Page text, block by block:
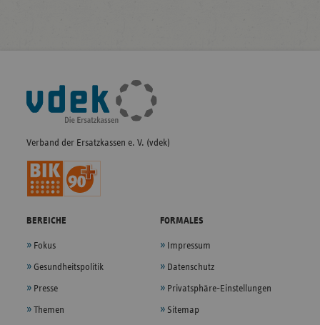
Fußleisten-
Navigation
Verband der Ersatzkassen e. V. (vdek)
BEREICHE
Fokus
Gesundheitspolitik
Presse
Themen
FORMALES
Impressum
Datenschutz
Privatsphäre-Einstellungen
Sitemap